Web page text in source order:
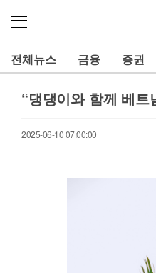
메
열
기
전체뉴스 금융 증권
“댕댕이와 함께 베
2025-06-10 07:00:00